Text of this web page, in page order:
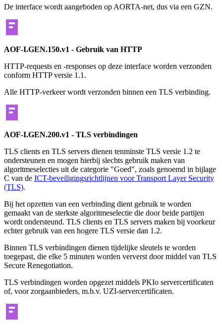
De interface wordt aangeboden op AORTA-net, dus via een GZN.
AOF-I.GEN.150.v1 - Gebruik van HTTP
HTTP-requests en -responses op deze interface worden verzonden
conform HTTP versie 1.1.
Alle HTTP-verkeer wordt verzonden binnen een TLS verbinding.
AOF-I.GEN.200.v1 - TLS verbindingen
TLS clients en TLS servers dienen tenminste TLS versie 1.2 te
ondersteunen en mogen hierbij slechts gebruik maken van
algoritmeselecties uit de categorie "Goed", zoals genoemd in bijlage
C van de ICT-beveiligingsrichtlijnen voor Transport Layer Security
(TLS).
Bij het opzetten van een verbinding dient gebruik te worden
gemaakt van de sterkste algoritmeselectie die door beide partijen
wordt ondersteund. TLS clients en TLS servers maken bij voorkeur
echter gebruik van een hogere TLS versie dan 1.2.
Binnen TLS verbindingen dienen tijdelijke sleutels te worden
toegepast, die elke 5 minuten worden ververst door middel van TLS
Secure Renegotiation.
TLS verbindingen worden opgezet middels PKIo servercertificaten
of, voor zorgaanbieders, m.b.v. UZI-servercertificaten.